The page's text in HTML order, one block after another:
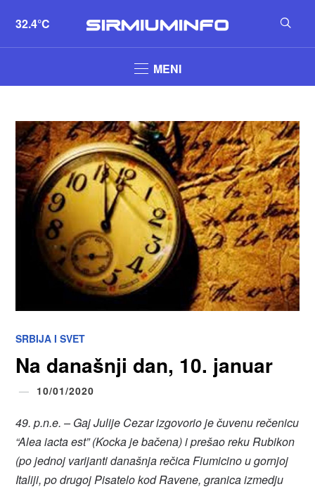
32.4°C
MENI
SRBIJA I SVET
Na današnji dan, 10. januar
10/01/2020
49. p.n.e. – Gaj Julije Cezar izgovorio je čuvenu rečenicu
“Alea iacta est” (Kocka je bačena) i prešao reku Rubikon
(po jednoj varijanti današnja rečica Fiumicino u gornjoj
Italiji, po drugoj Pisatelo kod Ravene, granica izmedju